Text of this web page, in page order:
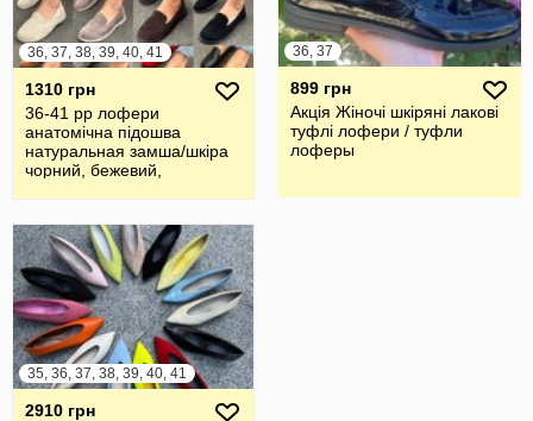
36, 37, 38, 39, 40, 41
1310 грн
36-41 рр лофери
анатомічна підошва
натуральная замша/шкіра
чорний, бежевий,
36, 37
899 грн
Акція Жіночі шкіряні лакові
туфлі лофери / туфли
лоферы
35, 36, 37, 38, 39, 40, 41
2910 грн